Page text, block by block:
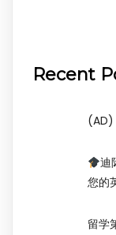
Recent
(AD)
迪
您的
留学